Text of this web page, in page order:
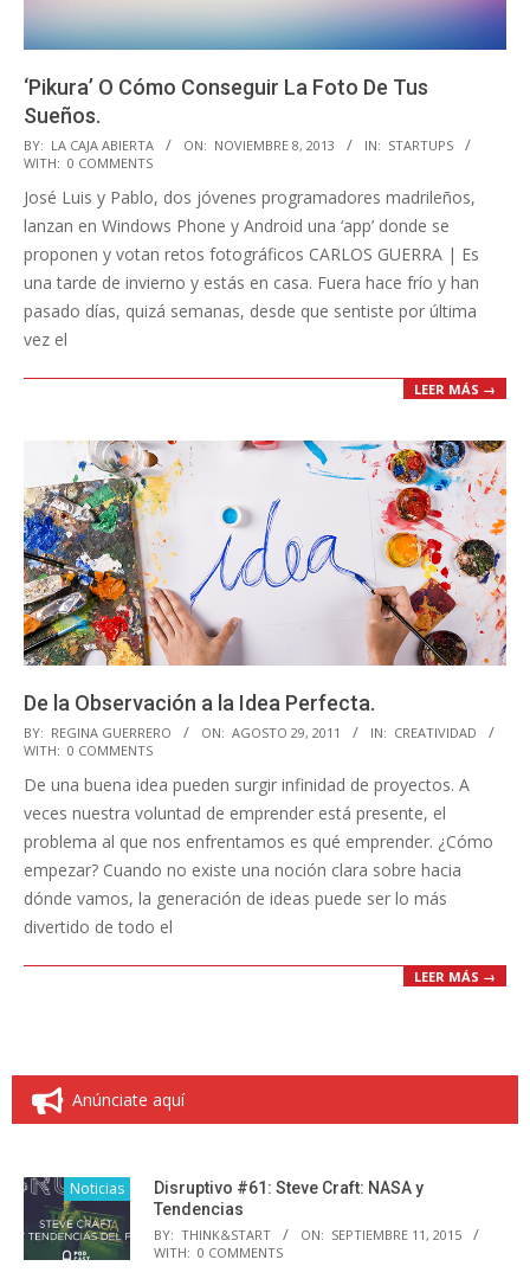
‘Pikura’ O Cómo Conseguir La Foto De Tus
Sueños.
2013-
11-
08
BY: LA CAJA ABIERTA ON: NOVIEMBRE 8, 2013 IN: STARTUPS
WITH: 0 COMMENTS
José Luis y Pablo, dos jóvenes programadores madrileños,
lanzan en Windows Phone y Android una ‘app’ donde se
proponen y votan retos fotográficos CARLOS GUERRA | Es
una tarde de invierno y estás en casa. Fuera hace frío y han
pasado días, quizá semanas, desde que sentiste por última
vez el
LEER MÁS →
De la Observación a la Idea Perfecta.
2011-
08-
29
BY: REGINA GUERRERO ON: AGOSTO 29, 2011 IN: CREATIVIDAD
WITH: 0 COMMENTS
De una buena idea pueden surgir infinidad de proyectos. A
veces nuestra voluntad de emprender está presente, el
problema al que nos enfrentamos es qué emprender. ¿Cómo
empezar? Cuando no existe una noción clara sobre hacia
dónde vamos, la generación de ideas puede ser lo más
divertido de todo el
LEER MÁS →
Anúnciate aquí
Noticias
Disruptivo #61: Steve Craft: NASA y
Tendencias
BY: THINK&START ON: SEPTIEMBRE 11, 2015
WITH: 0 COMMENTS